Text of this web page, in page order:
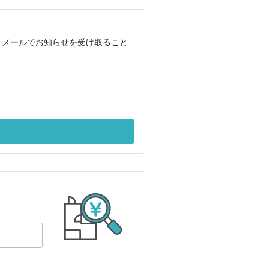
ールでお知らせを受け取ること